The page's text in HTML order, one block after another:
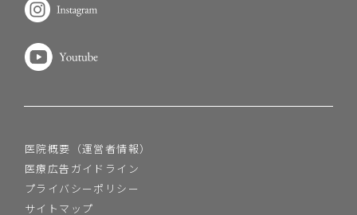
医院概要（運営者情報）
医療広告ガイドライン
プライバシーポリシー
サイトマップ